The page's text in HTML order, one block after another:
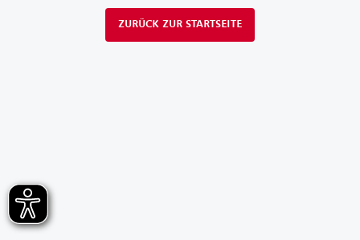
ZURÜCK ZUR STARTSEITE